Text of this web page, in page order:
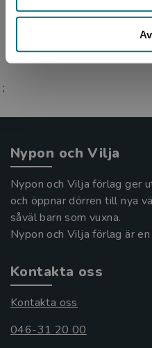
skapa hist...
;
Nypon och Vilja
Nypon och Vilja förlag ger
och öppnar dörren till nya
såväl barn som vuxna.
Nypon och Vilja förlag är
Kontakta oss
Kontakta oss
046-31 20 00